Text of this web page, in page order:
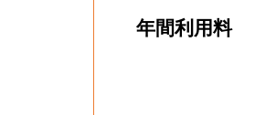
年間利用料